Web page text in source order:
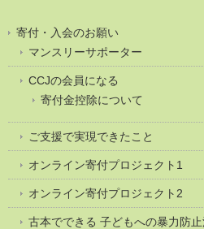
寄付・入会のお願い
マンスリーサポーター
CCJの会員になる
寄付金控除について
ご支援で実現できたこと
オンライン寄付プロジェクト1
オンライン寄付プロジェクト2
古本でできる 子どもへの暴力防